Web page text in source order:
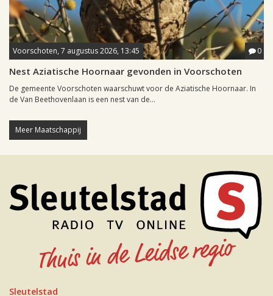
Voorschoten, 7 augustus 2026, 13:45 0
Nest Aziatische Hoornaar gevonden in Voorschoten
De gemeente Voorschoten waarschuwt voor de Aziatische Hoornaar. In
de Van Beethovenlaan is een nest van de...
Meer Maatschappij
Sleutelstad